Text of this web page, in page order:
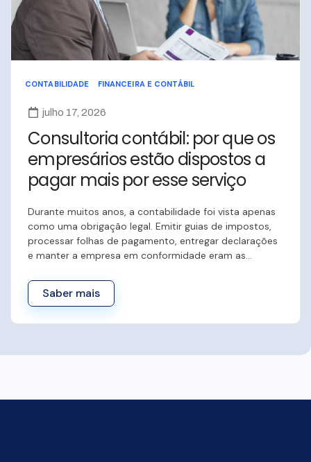
CONTABILIDADE FINANCEIRA E CONTÁBIL
julho 17, 2026
Consultoria contábil: por que os
empresários estão dispostos a
pagar mais por esse serviço
Durante muitos anos, a contabilidade foi vista apenas
como uma obrigação legal. Emitir guias de impostos,
processar folhas de pagamento, entregar declarações
e manter a empresa em conformidade eram as…
Saber mais